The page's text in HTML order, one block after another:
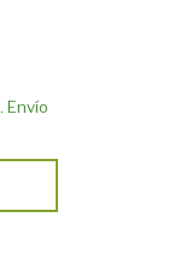
Envío